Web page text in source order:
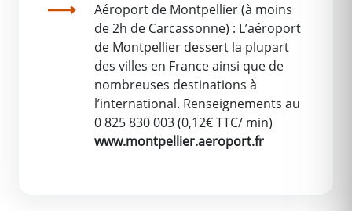
Aéroport de Montpellier (à moins
de 2h de Carcassonne) : L’aéroport
de Montpellier dessert la plupart
des villes en France ainsi que de
nombreuses destinations à
l’international. Renseignements au
0 825 830 003 (0,12€ TTC/ min)
www.montpellier.aeroport.fr